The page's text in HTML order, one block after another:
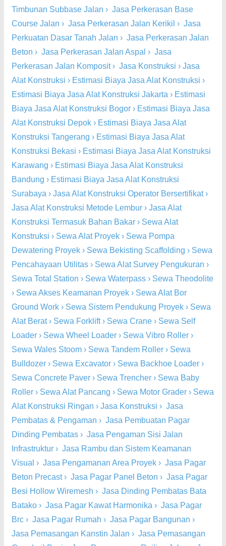
Timbunan Subbase Jalan › Jasa Perkerasan Base
Course Jalan › Jasa Perkerasan Jalan Kerikil › Jasa
Perkuatan Dasar Tanah Jalan › Jasa Perkerasan Jalan
Beton › Jasa Perkerasan Jalan Aspal › Jasa
Perkerasan Jalan Komposit› Jasa Konstruksi › Jasa
Alat Konstruksi › Estimasi Biaya Jasa Alat Konstruksi ›
Estimasi Biaya Jasa Alat Konstruksi Jakarta › Estimasi
Biaya Jasa Alat Konstruksi Bogor › Estimasi Biaya Jasa
Alat Konstruksi Depok › Estimasi Biaya Jasa Alat
Konstruksi Tangerang › Estimasi Biaya Jasa Alat
Konstruksi Bekasi › Estimasi Biaya Jasa Alat Konstruksi
Karawang › Estimasi Biaya Jasa Alat Konstruksi
Bandung › Estimasi Biaya Jasa Alat Konstruksi
Surabaya › Jasa Alat Konstruksi Operator Bersertifikat›
Jasa Alat Konstruksi Metode Lembur › Jasa Alat
Konstruksi Termasuk Bahan Bakar › Sewa Alat
Konstruksi › Sewa Alat Proyek › Sewa Pompa
Dewatering Proyek › Sewa Bekisting Scaffolding › Sewa
Pencahayaan Utilitas › Sewa Alat Survey Pengukuran ›
Sewa Total Station › Sewa Waterpass › Sewa Theodolite
› Sewa Akses Keamanan Proyek › Sewa Alat Bor
Ground Work › Sewa Sistem Pendukung Proyek › Sewa
Alat Berat› Sewa Forklift› Sewa Crane › Sewa Self
Loader › Sewa Wheel Loader › Sewa Vibro Roller ›
Sewa Wales Stoom › Sewa Tandem Roller › Sewa
Bulldozer › Sewa Excavator › Sewa Backhoe Loader ›
Sewa Concrete Paver › Sewa Trencher › Sewa Baby
Roller › Sewa Alat Pancang › Sewa Motor Grader › Sewa
Alat Konstruksi Ringan › Jasa Konstruksi › Jasa
Pembatas & Pengaman › Jasa Pembuatan Pagar
Dinding Pembatas › Jasa Pengaman Sisi Jalan
Infrastruktur › Jasa Rambu dan Sistem Keamanan
Visual › Jasa Pengamanan Area Proyek › Jasa Pagar
Beton Precast› Jasa Pagar Panel Beton › Jasa Pagar
Besi Hollow Wiremesh › Jasa Dinding Pembatas Bata
Batako › Jasa Pagar Kawat Harmonika › Jasa Pagar
Brc › Jasa Pagar Rumah › Jasa Pagar Bangunan ›
Jasa Pemasangan Kanstin Jalan › Jasa Pemasangan